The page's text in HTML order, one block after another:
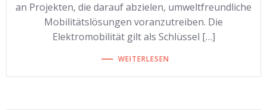
an Projekten, die darauf abzielen, umweltfreundliche
Mobilitätslösungen voranzutreiben. Die
Elektromobilität gilt als Schlüssel […]
WEITERLESEN